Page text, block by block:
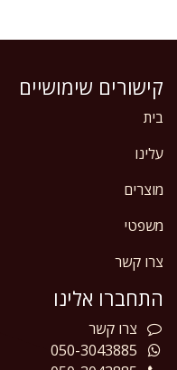
קישורים שימושיים
בית
עלינו
מוצרים
משפטי
צרו קשר
התחברו אלינו
צרו קשר
050-3043885